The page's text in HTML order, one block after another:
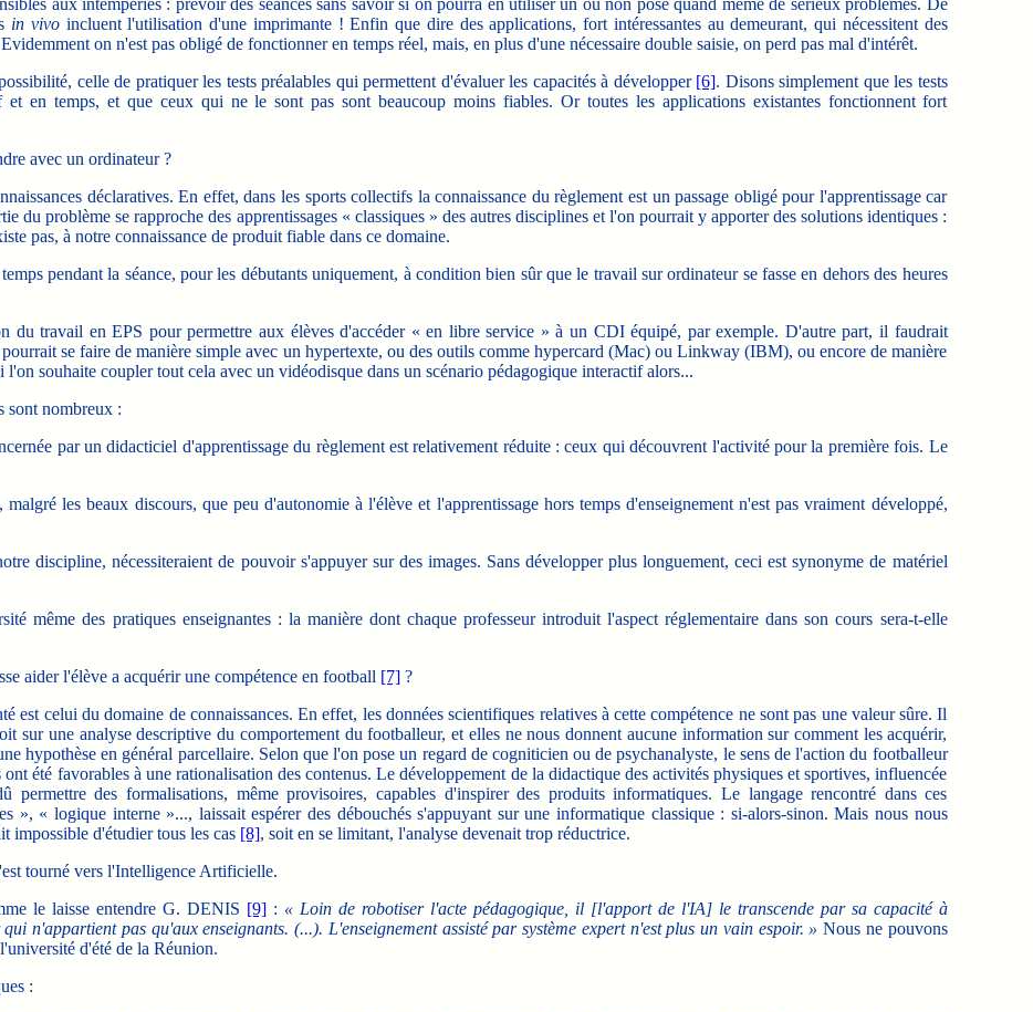
aux intempéries : prévoir des séances sans savoir si on pourra en utiliser un ou non pose quand même de sérieux problèmes. De
in vivoincluent l'utilisation d'une imprimante ! Enfin que dire des applications, fort intéressantes au demeurant, qui nécessitent des
on n'est pas obligé de fonctionner en temps réel, mais, en plus d'une nécessaire double saisie, on perd pas mal d'intérêt.
celle de pratiquer les tests préalables qui permettent d'évaluer les capacités à développer [6]. Disons simplement que les tests
et en temps, et que ceux qui ne le sont pas sont beaucoup moins fiables. Or toutes les applications existantes fonctionnent fort
avec un ordinateur ?
déclaratives. En effet, dans les sports collectifs la connaissance du règlement est un passage obligé pour l'apprentissage car
du problème se rapproche des apprentissages « classiques » des autres disciplines et l'on pourrait y apporter des solutions identiques :
pas, à notre connaissance de produit fiable dans ce domaine.
pendant la séance, pour les débutants uniquement, à condition bien sûr que le travail sur ordinateur se fasse en dehors des heures
travail en EPS pour permettre aux élèves d'accéder « en libre service » à un CDI équipé, par exemple. D'autre part, il faudrait
se faire de manière simple avec un hypertexte, ou des outils comme hypercard (Mac) ou Linkway (IBM), ou encore de manière
souhaite coupler tout cela avec un vidéodisque dans un scénario pédagogique interactif alors...
sont nombreux :
par un didacticiel d'apprentissage du règlement est relativement réduite : ceux qui découvrent l'activité pour la première fois. Le
les beaux discours, que peu d'autonomie à l'élève et l'apprentissage hors temps d'enseignement n'est pas vraiment développé,
discipline, nécessiteraient de pouvoir s'appuyer sur des images. Sans développer plus longuement, ceci est synonyme de matériel
des pratiques enseignantes : la manière dont chaque professeur introduit l'aspect réglementaire dans son cours sera-t-elle
aider l'élève a acquérir une compétence en football [7]?
celui du domaine de connaissances. En effet, les données scientifiques relatives à cette compétence ne sont pas une valeur sûre. Il
sur une analyse descriptive du comportement du footballeur, et elles ne nous donnent aucune information sur comment les acquérir,
hypothèse en général parcellaire. Selon que l'on pose un regard de cogniticien ou de psychanalyste, le sens de l'action du footballeur
été favorables à une rationalisation des contenus. Le développement de la didactique des activités physiques et sportives, influencée
permettre des formalisations, même provisoires, capables d'inspirer des produits informatiques. Le langage rencontré dans ces
», « logique interne »..., laissait espérer des débouchés s'appuyant sur une informatique classique : si-alors-sinon. Mais nous nous
impossible d'étudier tous les cas [8], soit en se limitant, l'analyse devenait trop réductrice.
tourné vers l'Intelligence Artificielle.
le laisse entendre G. DENIS [9]: « Loin de robotiser l'acte pédagogique, il [l'apport de l'IA] le transcende par sa capacité à
n'appartient pas qu'aux enseignants. (...). L'enseignement assisté par système expert n'est plus un vain espoir. » Nous ne pouvons
d'été de la Réunion.
: